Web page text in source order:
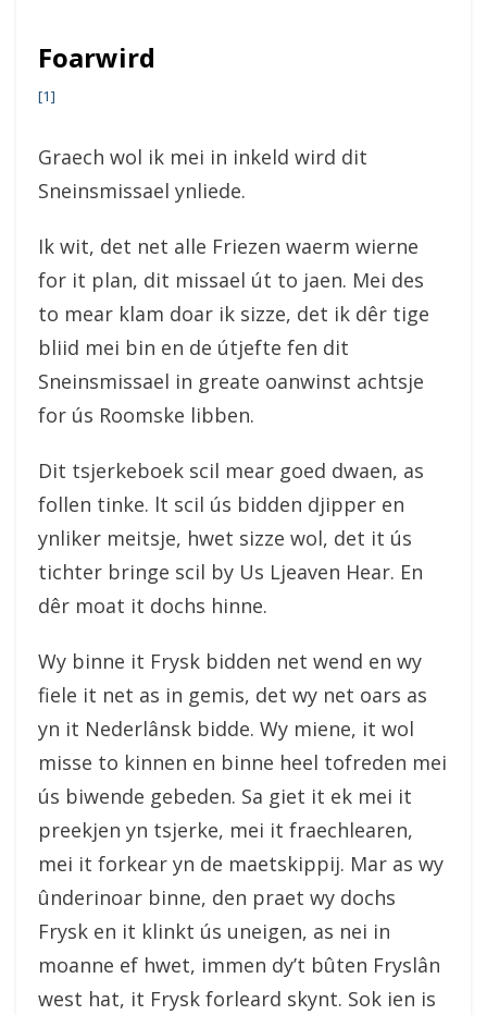
Foarwird
[1]
Graech wol ik mei in inkeld wird dit
Sneinsmissael ynliede.
Ik wit, det net alle Friezen waerm wierne
for it plan, dit missael út to jaen. Mei des
to mear klam doar ik sizze, det ik dêr tige
bliid mei bin en de útjefte fen dit
Sneinsmissael in greate oanwinst achtsje
for ús Roomske libben.
Dit tsjerkeboek scil mear goed dwaen, as
follen tinke. lt scil ús bidden djipper en
ynliker meitsje, hwet sizze wol, det it ús
tichter bringe scil by Us Ljeaven Hear. En
dêr moat it dochs hinne.
Wy binne it Frysk bidden net wend en wy
fiele it net as in gemis, det wy net oars as
yn it Nederlânsk bidde. Wy miene, it wol
misse to kinnen en binne heel tofreden mei
ús biwende gebeden. Sa giet it ek mei it
preekjen yn tsjerke, mei it fraechlearen,
mei it forkear yn de maetskippij. Mar as wy
ûnderinoar binne, den praet wy dochs
Frysk en it klinkt ús uneigen, as nei in
moanne ef hwet, immen dy’t bûten Fryslân
west hat, it Frysk forleard skynt. Sok ien is